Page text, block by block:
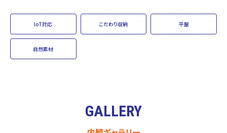
IoT対応 こだわり収納 平屋
自然素材
GALLERY